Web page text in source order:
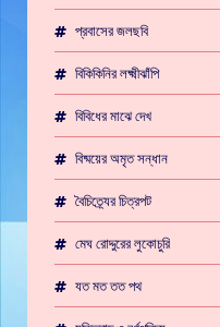
প্রবাসের জলছবি
বিকিকিনির লক্ষ্মীঝাঁপি
বিবিধের মাঝে দেখ
বিষ্ময়ের অমৃত সন্ধান
বৈচিত্র্যের চিত্রপট
মেঘ রোদ্দুরের লুকোচুরি
যত মত তত পথ